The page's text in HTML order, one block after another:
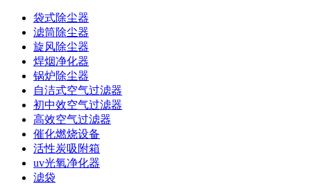
袋式除尘器
滤筒除尘器
旋风除尘器
焊烟净化器
锅炉除尘器
自洁式空气过滤器
初中效空气过滤器
高效空气过滤器
催化燃烧设备
活性炭吸附箱
uv光氧净化器
滤袋